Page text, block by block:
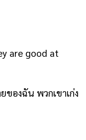
are good at
องฉัน พวกเขาเก่ง